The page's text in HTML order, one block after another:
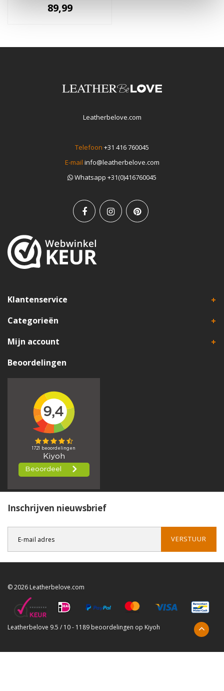
89,99
Leatherbelove.com
Telefoon +31 416 760045
E-mail info@leatherbelove.com
Whatsapp +31(0)416760045
Klantenservice
Categorieën
Mijn account
Beoordelingen
Inschrijven nieuwsbrief
VERSTUUR
© 2026 Leatherbelove.com
Leatherbelove 9.5 / 10- 1189 beoordelingen op Kiyoh